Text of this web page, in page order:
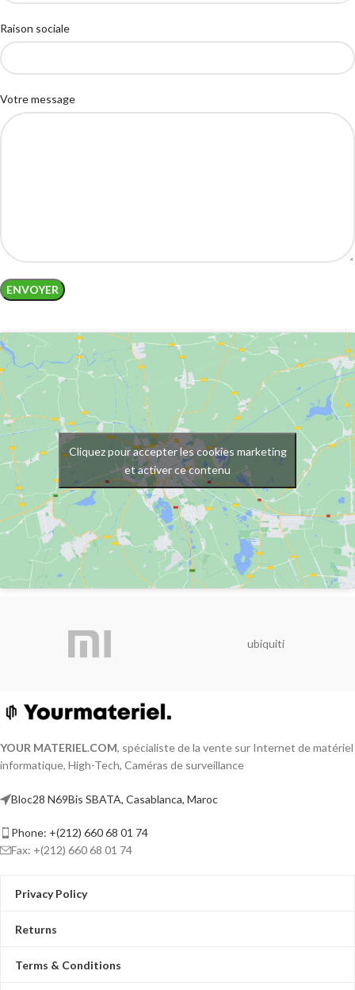
Raison sociale
Votre message
Cliquez pour accepter les cookies marketing
et activer ce contenu
ubiquiti
YOUR MATERIEL.COM, spécialiste de la vente sur Internet de matériel
informatique, High-Tech, Caméras de surveillance
Bloc28 N69Bis SBATA, Casablanca, Maroc
Phone: +(212) 660 68 01 74
Fax: +(212) 660 68 01 74
Privacy Policy
Returns
Terms & Conditions